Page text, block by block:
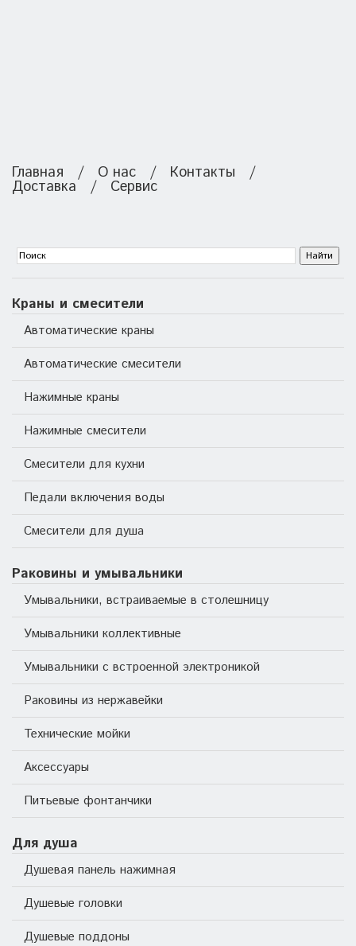
Главная / О нас / Контакты /
Доставка / Сервис
Краны и смесители
Автоматические краны
Автоматические смесители
Нажимные краны
Нажимные смесители
Смесители для кухни
Педали включения воды
Смесители для душа
Раковины и умывальники
Умывальники, встраиваемые в столешницу
Умывальники коллективные
Умывальники с встроенной электроникой
Раковины из нержавейки
Технические мойки
Аксессуары
Питьевые фонтанчики
Для душа
Душевая панель нажимная
Душевые головки
Душевые поддоны